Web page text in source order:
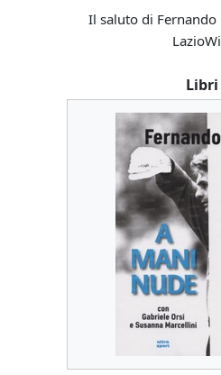
Il saluto di
Libri